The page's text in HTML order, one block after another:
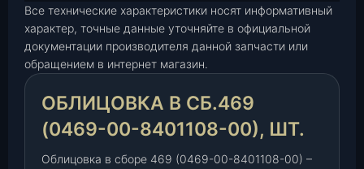
ц
о
в
к
в
с
Все технические характеристики носят информативный
характер, точные данные уточняйте в официальной
документации производителя данной запчасти или
обращением в интернет магазин.
ОБЛИЦОВКА В СБ.469
(0469-00-8401108-00), ШТ.
Облицовка в сборе 469 (0469-00-8401108-00) –